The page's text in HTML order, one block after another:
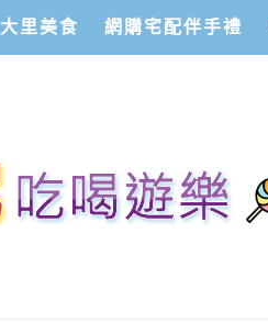
大里美食 網購宅配伴手禮